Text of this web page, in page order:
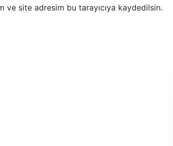
ve site adresim bu tarayıcıya kaydedilsin.